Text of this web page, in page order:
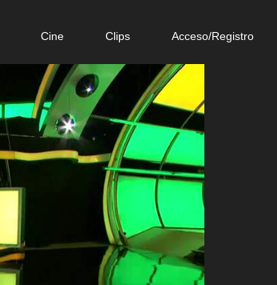
Cine Clips Acceso/Registro